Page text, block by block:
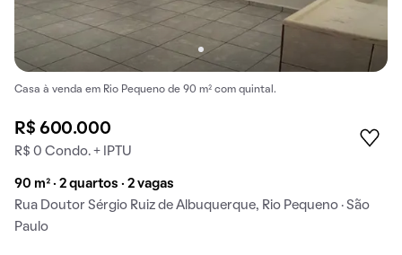
Casa à venda em Rio Pequeno de 90 m² com quintal.
R$ 600.000
R$ 0 Condo. + IPTU
90 m² · 2 quartos · 2 vagas
Rua Doutor Sérgio Ruiz de Albuquerque, Rio Pequeno · São
Paulo